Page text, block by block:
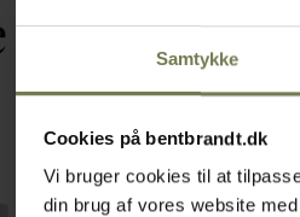
Samtykke
Cookies på bentbrandt.dk
Vi bruger cookies til at
din brug af vores website
varer